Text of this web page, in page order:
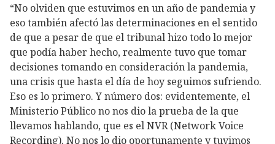
“No olviden que estuvimos en un año de pandemia y
eso también afectó las determinaciones en el sentido
de que a pesar de que el tribunal hizo todo lo mejor
que podía haber hecho, realmente tuvo que tomar
decisiones tomando en consideración la pandemia,
una crisis que hasta el día de hoy seguimos sufriendo.
Eso es lo primero. Y número dos: evidentemente, el
Ministerio Público no nos dio la prueba de la que
llevamos hablando, que es el NVR (Network Voice
Recording). No nos lo dio oportunamente y tuvimos